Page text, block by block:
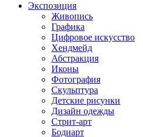
Экспозиция
Живопись
Графика
Цифровое искусство
Хендмейд
Абстракция
Иконы
Фотография
Скульптура
Детские рисунки
Дизайн одежды
Стрит-арт
Бодиарт